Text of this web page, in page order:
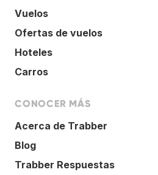
Vuelos
Ofertas de vuelos
Hoteles
Carros
CONOCER MÁS
Acerca de Trabber
Blog
Trabber Respuestas